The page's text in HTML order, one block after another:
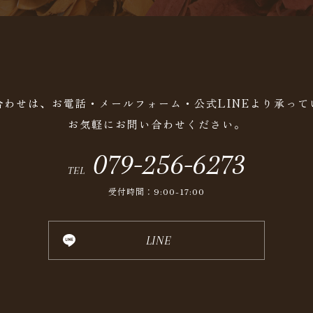
わせは、お電話・メールフォーム・公式LINEより承って
お気軽にお問い合わせください。
TEL079-256-6273
受付時間：9:00-17:00
LINE